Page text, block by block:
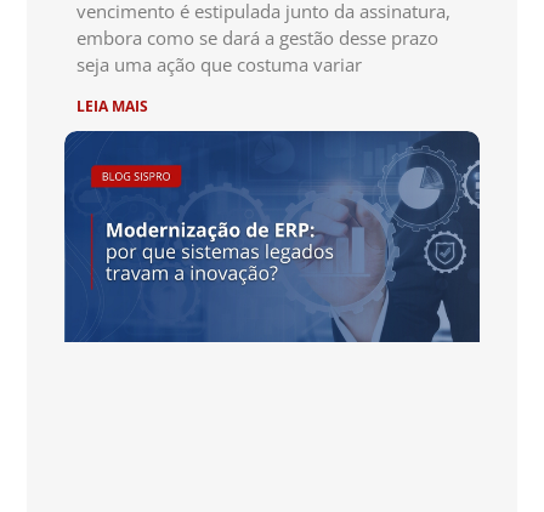
vencimento é estipulada junto da assinatura,
embora como se dará a gestão desse prazo
seja uma ação que costuma variar
LEIA MAIS